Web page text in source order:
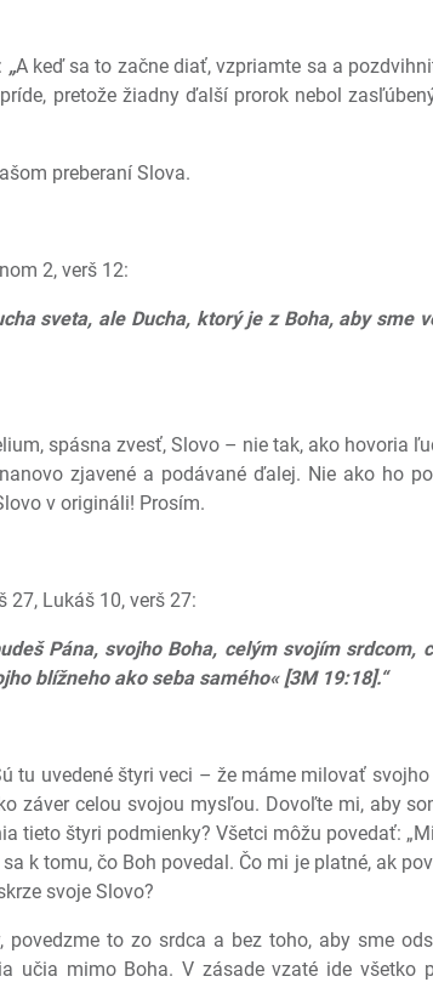
„A keď sa to začne diať, vzpriamte sa a
pretože žiadny ďalší prorok nebol
preberaní Slova.
2, verš 12:
sveta, ale Ducha, ktorý je z Boha, aby sme
spásna zvesť, Slovo – nie tak, ako hovoria
zjavené a podávané ďalej. Nie ako ho
v origináli! Prosím.
27, Lukáš 10, verš 27:
Pána, svojho Boha, celým svojím
blížneho ako seba samého« [3M 19:18].“
tu uvedené štyri veci – že máme milovať
záver celou svojou mysľou. Dovoľte mi, aby
tieto štyri podmienky? Všetci môžu povedať:
k tomu, čo Boh povedal. Čo mi je platné, ak
svoje Slovo?
povedzme to zo srdca a bez toho, aby sme
učia mimo Boha. V zásade vzaté ide